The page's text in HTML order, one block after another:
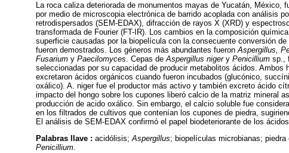
La roca caliza deteriorada de monumentos mayas de Yucatán, México,
por medio de microscopia electrónica de barrido acoplada con análisis
retrodispersados (SEM-EDAX), difracción de rayos X (XRD) y
transformada de Fourier (FT-IR). Los cambios en la composición
superficie causadas por la biopelícula con la consecuente conversión
fueron demostrados. Los géneros más abundantes fueronAspergillus,
Fusarium y Paecilomyces. Cepas deAspergillus nigery Penicillium sp.,
seleccionadas por su capacidad de producir metabolitos ácidos. Ambos
excretaron ácidos orgánicos cuando fueron incubados (glucónico,
oxálico). A. niger fue el productor más activo y también excreto ácido
impacto del hongo sobre los cupones liberó calcio de la matriz mineral
producción de acido oxálico. Sin embargo, el calcio soluble fue
en los filtrados de cultivos que contenían los cupones de piedra,
El análisis de SEM-EDAX confirmó el papel biodeteriorante de los
Palabras llave : acidólisis;Aspergillus; biopelículas microbianas; piedra
Penicillium.